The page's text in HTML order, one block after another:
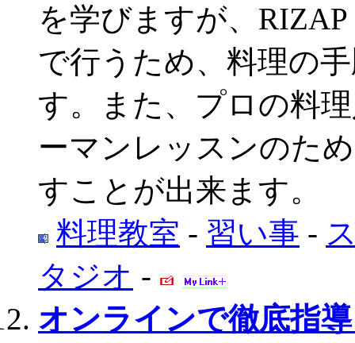
を学びますが、
で行うため、料理の
す。また、プロの料
ーマンレッスンのた
すことが出来ます。
料理教室 - 習い事 -
タジオ -
オンラインで徹底指